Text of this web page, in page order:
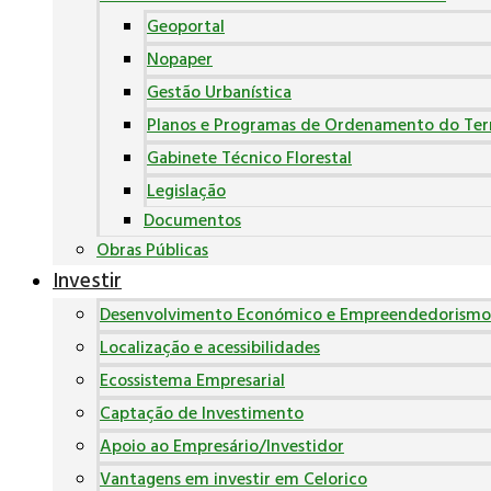
Geoportal
Nopaper
Gestão Urbanística
Planos e Programas de Ordenamento do
Gabinete Técnico Florestal
Legislação
Documentos
Obras Públicas
Investir
Desenvolvimento Económico e Empreendedorismo
Localização e acessibilidades
Ecossistema Empresarial
Captação de Investimento
Apoio ao Empresário/Investidor
Vantagens em investir em Celorico